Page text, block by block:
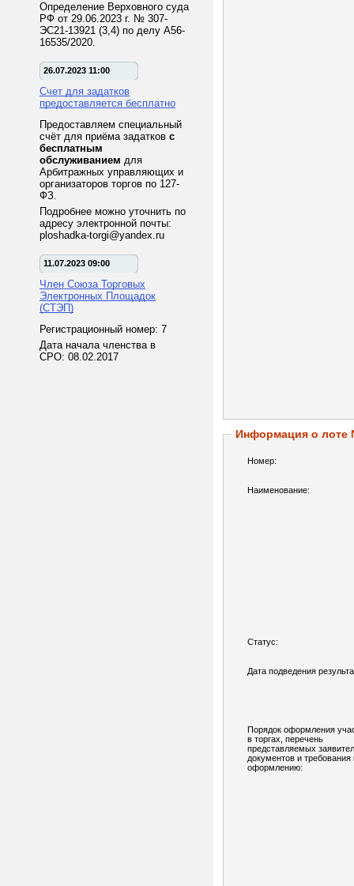
Определение Верховного суда
РФ от 29.06.2023 г. № 307-
ЭС21-13921 (3,4) по делу А56-
16535/2020.
26.07.2023 11:00
Счет для задатков
предоставляется бесплатно
Предоставляем специальный
счёт для приёма задатков с
бесплатным
обслуживанием для
Арбитражных управляющих и
организаторов торгов по 127-
ФЗ.
Подробнее можно уточнить по
адресу электронной почты:
ploshadka-torgi@yandex.ru
11.07.2023 09:00
Член Союза Торговых
Электронных Площадок
(СТЭП)
Регистрационный номер: 7
Дата начала членства в
СРО: 08.02.2017
Информация о лоте
Номер:
Наименование:
Статус:
Дата подведения
Порядок оформления
в торгах, перечень
представляемых
документов и требования
оформлению: